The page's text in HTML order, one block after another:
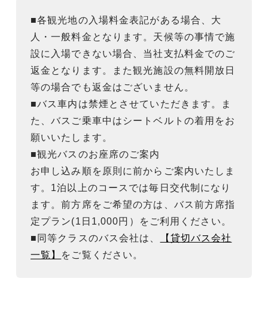
■各観光地の入場料金表記がある場合、大
人・一般料金となります。天候等の事情で施
設に入場できない場合、当社支払料金でのご
返金となります。また観光施設の無料開放日
等の場合でも返金はございません。
■バス車内は禁煙とさせていただきます。ま
た、バスご乗車中はシートベルトの着用をお
願いいたします。
■観光バスのお座席のご案内
お申し込み順を原則に前からご案内いたしま
す。1泊以上のコースでは毎日交代制になり
ます。前方席をご希望の方は、バス前方席指
定プラン(1日1,000円）をご利用ください。
■同等クラスのバス会社は、
【貸切バス会社
一覧】 をご覧ください。